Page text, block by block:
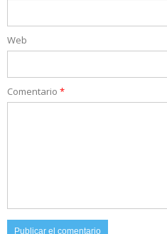
Web
Comentario *